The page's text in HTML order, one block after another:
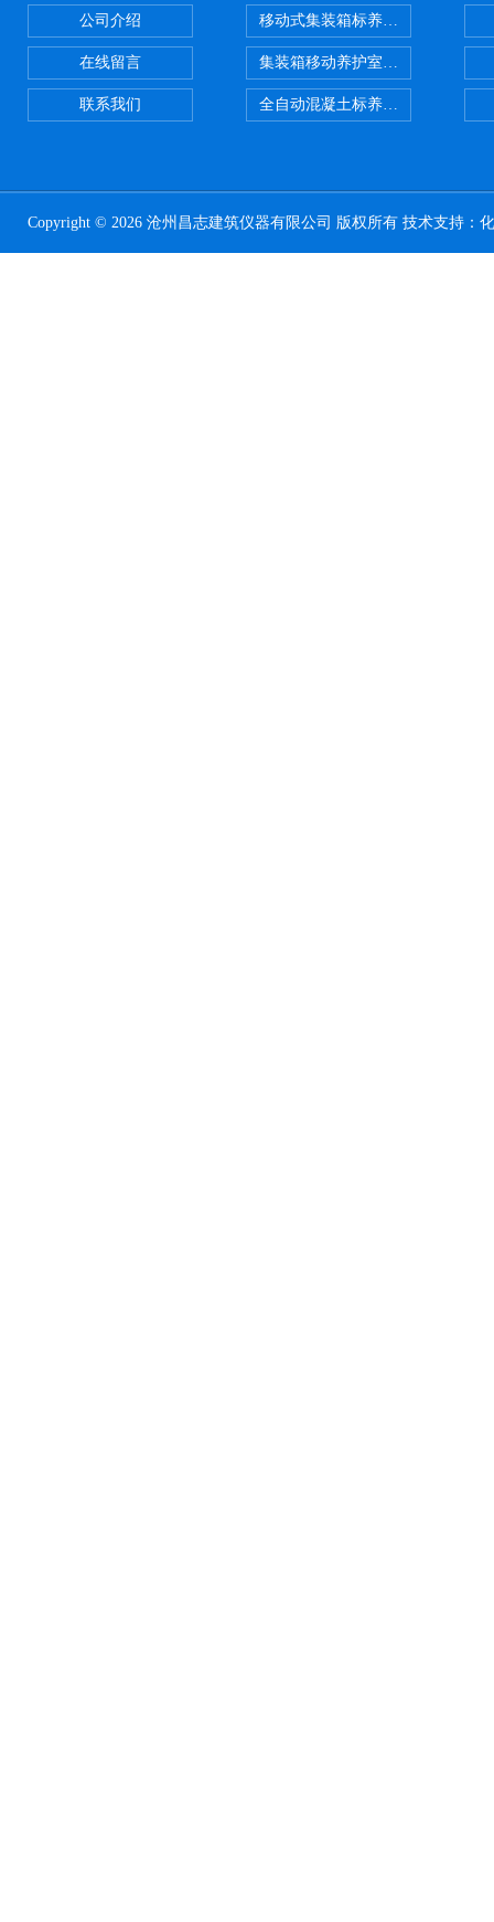
公司介绍
在线留言
联系我们
移动式集装箱标养室 养护室设备
集装箱移动养护室 标养室
全自动混凝土标养室恒温恒湿设备
Copyright © 2026 沧州昌志建筑仪器有限公司 版权所有 技术支持：